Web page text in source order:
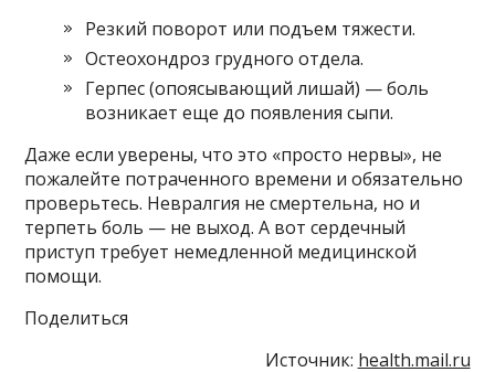
Резкий поворот или подъем тяжести.
Остеохондроз грудного отдела.
Герпес (опоясывающий лишай) — боль
возникает еще до появления сыпи.
Даже если уверены, что это «просто нервы», не
пожалейте потраченного времени и обязательно
проверьтесь. Невралгия не смертельна, но и
терпеть боль — не выход. А вот сердечный
приступ требует немедленной медицинской
помощи.
Поделиться
Источник: health.mail.ru